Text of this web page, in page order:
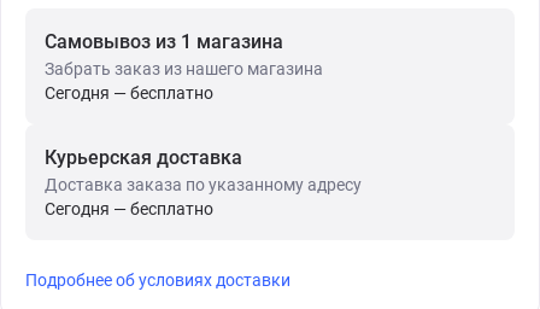
Самовывоз из 1 магазина
Забрать заказ из нашего магазина
Сегодня — бесплатно
Курьерская доставка
Доставка заказа по указанному адресу
Сегодня — бесплатно
Подробнее об условиях доставки